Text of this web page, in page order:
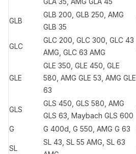
GLB
GLB 200, GLB 250, AMG
GLB 35
GLC
GLC 200, GLC 300, GLC 43
AMG, GLC 63 AMG
GLE
GLE 350, GLE 450, GLE
580, AMG GLE 53, AMG GLE
63
GLS
GLS 450, GLS 580, AMG
GLS 63, Maybach GLS 600
G G 400d, G 550, AMG G 63
SL
SL 43, SL 55 AMG, SL 63